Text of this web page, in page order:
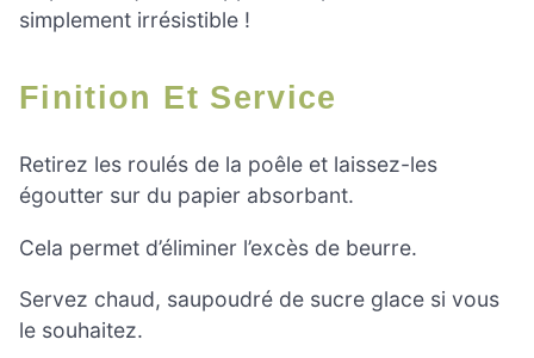
simplement irrésistible !
Finition Et Service
Retirez les roulés de la poêle et laissez-les
égoutter sur du papier absorbant.
Cela permet d’éliminer l’excès de beurre.
Servez chaud, saupoudré de sucre glace si vous
le souhaitez.